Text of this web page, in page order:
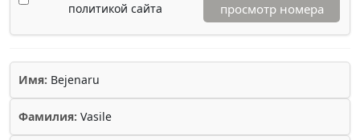
политикой сайта
просмотр номера
Имя: Bejenaru
Фамилия: Vasile